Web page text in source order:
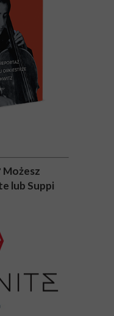
Możesz
lub Suppi